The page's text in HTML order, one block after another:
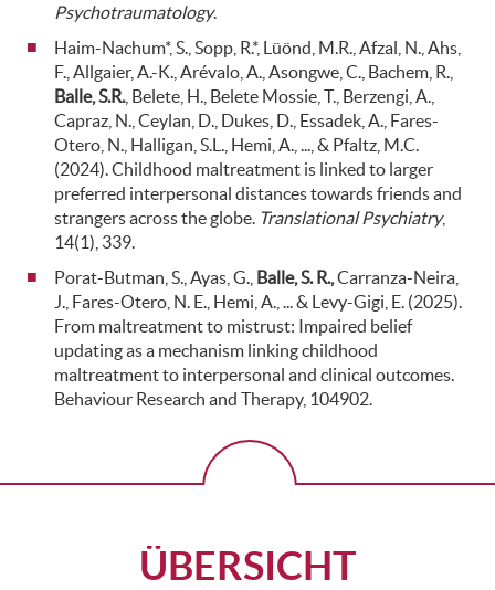
Psychotraumatology.
Haim-Nachum*, S., Sopp, R.*, Lüönd, M.R., Afzal, N., Ahs,
F., Allgaier, A.-K., Arévalo, A., Asongwe, C., Bachem, R.,
Balle, S.R., Belete, H., Belete Mossie, T., Berzengi, A.,
Capraz, N., Ceylan, D., Dukes, D., Essadek, A., Fares-
Otero, N., Halligan, S.L., Hemi, A., ..., & Pfaltz, M.C.
(2024). Childhood maltreatment is linked to larger
preferred interpersonal distances towards friends and
strangers across the globe. Translational Psychiatry,
14(1), 339.
Porat-Butman, S., Ayas, G., Balle, S. R.,Carranza-Neira,
J., Fares-Otero, N. E., Hemi, A., ... & Levy-Gigi, E. (2025).
From maltreatment to mistrust: Impaired belief
updating as a mechanism linking childhood
maltreatment to interpersonal and clinical outcomes.
Behaviour Research and Therapy, 104902.
ÜBERSICHT